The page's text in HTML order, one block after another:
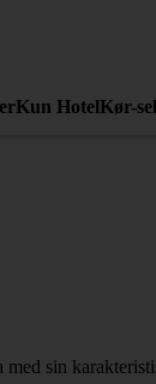
Kun HotelKør-